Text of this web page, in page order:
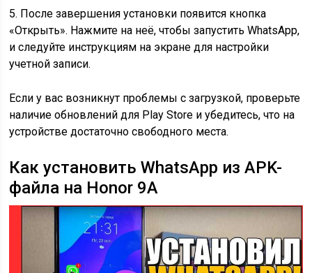
5. После завершения установки появится кнопка
«Открыть». Нажмите на неё, чтобы запустить WhatsApp,
и следуйте инструкциям на экране для настройки
учетной записи.
Если у вас возникнут проблемы с загрузкой, проверьте
наличие обновлений для Play Store и убедитесь, что на
устройстве достаточно свободного места.
Как установить WhatsApp из APK-
файла на Honor 9A